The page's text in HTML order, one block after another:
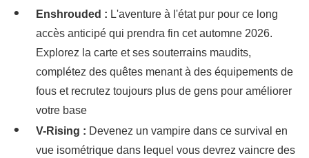
Enshrouded : L'aventure à l'état pur pour ce long
accès anticipé qui prendra fin cet automne 2026.
Explorez la carte et ses souterrains maudits,
complétez des quêtes menant à des équipements de
fous et recrutez toujours plus de gens pour améliorer
votre base
V-Rising : Devenez un vampire dans ce survival en
vue isométrique dans lequel vous devrez vaincre des